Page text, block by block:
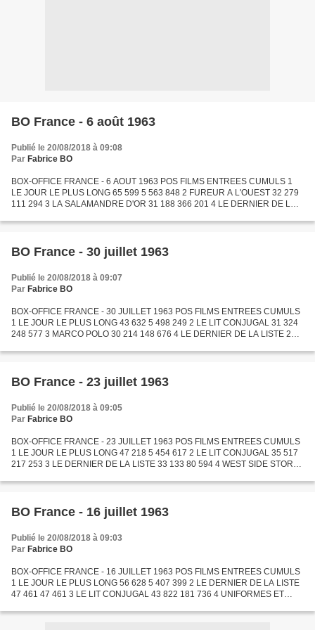
BO France - 6 août 1963
Publié le 20/08/2018 à 09:08
Par Fabrice BO
BOX-OFFICE FRANCE - 6 AOUT 1963 POS FILMS ENTREES CUMULS 1
LE JOUR LE PLUS LONG 65 599 5 563 848 2 FUREUR A L'OUEST 32 279
111 294 3 LA SALAMANDRE D'OR 31 188 366 201 4 LE DERNIER DE LA
BO France - 30 juillet 1963
Publié le 20/08/2018 à 09:07
Par Fabrice BO
BOX-OFFICE FRANCE - 30 JUILLET 1963 POS FILMS ENTREES CUMULS
1 LE JOUR LE PLUS LONG 43 632 5 498 249 2 LE LIT CONJUGAL 31 324
248 577 3 MARCO POLO 30 214 148 676 4 LE DERNIER DE LA LISTE 28
BO France - 23 juillet 1963
Publié le 20/08/2018 à 09:05
Par Fabrice BO
BOX-OFFICE FRANCE - 23 JUILLET 1963 POS FILMS ENTREES CUMULS
1 LE JOUR LE PLUS LONG 47 218 5 454 617 2 LE LIT CONJUGAL 35 517
217 253 3 LE DERNIER DE LA LISTE 33 133 80 594 4 WEST SIDE STORY
SOLEIL...
BO France - 16 juillet 1963
Publié le 20/08/2018 à 09:03
Par Fabrice BO
BOX-OFFICE FRANCE - 16 JUILLET 1963 POS FILMS ENTREES CUMULS
1 LE JOUR LE PLUS LONG 56 628 5 407 399 2 LE DERNIER DE LA LISTE
47 461 47 461 3 LE LIT CONJUGAL 43 822 181 736 4 UNIFORMES ET
HURLEVENT 31...